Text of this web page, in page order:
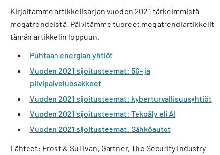
Kirjoitamme artikkelisarjan vuoden 2021 tärkeimmistä
megatrendeistä. Päivitämme tuoreet megatrendiartikkelit
tämän artikkelin loppuun.
Puhtaan energian yhtiöt
Vuoden 2021 sijoitusteemat: 5G- ja
pilvipalveluosakkeet
Vuoden 2021 sijoitusteemat: kyberturvallisuusyhtiöt
Vuoden 2021 sijoitusteemat: Tekoäly eli AI
Vuoden 2021 sijoitusteemat: Sähköautot
Lähteet: Frost & Sullivan, Gartner, The Security Industry